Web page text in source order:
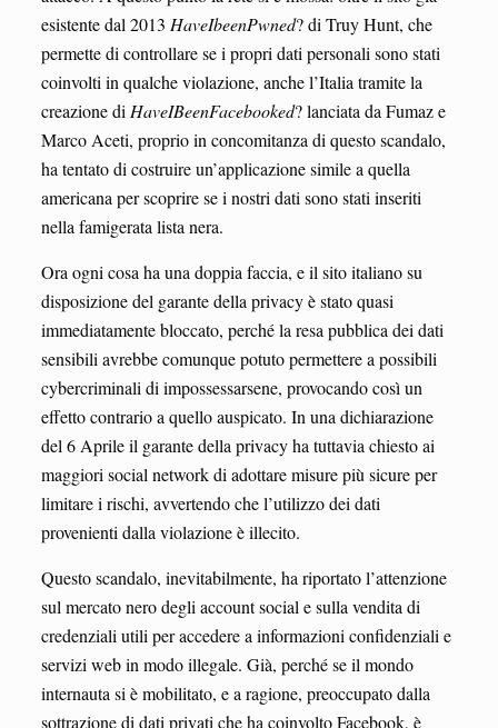
esistente dal 2013 HaveIbeenPwned? di Truy Hunt, che
permette di controllare se i propri dati personali sono stati
coinvolti in qualche violazione, anche l’Italia tramite la
creazione di HaveIBeenFacebooked? lanciata da Fumaz e
Marco Aceti, proprio in concomitanza di questo scandalo,
ha tentato di costruire un’applicazione simile a quella
americana per scoprire se i nostri dati sono stati inseriti
nella famigerata lista nera.
Ora ogni cosa ha una doppia faccia, e il sito italiano su
disposizione del garante della privacy è stato quasi
immediatamente bloccato, perché la resa pubblica dei dati
sensibili avrebbe comunque potuto permettere a possibili
cybercriminali di impossessarsene, provocando così un
effetto contrario a quello auspicato. In una dichiarazione
del 6 Aprile il garante della privacy ha tuttavia chiesto ai
maggiori social network di adottare misure più sicure per
limitare i rischi, avvertendo che l’utilizzo dei dati
provenienti dalla violazione è illecito.
Questo scandalo, inevitabilmente, ha riportato l’attenzione
sul mercato nero degli account social e sulla vendita di
credenziali utili per accedere a informazioni confidenziali e
servizi web in modo illegale. Già, perché se il mondo
internauta si è mobilitato, e a ragione, preoccupato dalla
sottrazione di dati privati che ha coinvolto Facebook, è